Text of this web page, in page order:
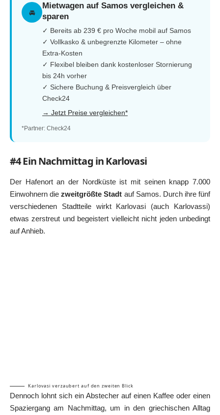
🚘
Mietwagen auf Samos vergleichen &
sparen
✓ Bereits ab 239 € pro Woche mobil auf Samos
✓ Vollkasko & unbegrenzte Kilometer – ohne
Extra-Kosten
✓ Flexibel bleiben dank kostenloser Stornierung
bis 24h vorher
✓ Sichere Buchung & Preisvergleich über
Check24
→ Jetzt Preise vergleichen*
*Partner: Check24
#4 Ein Nachmittag in Karlovasi
Der Hafenort an der Nordküste ist mit seinen knapp 7.000
Einwohnern diezweitgrößte Stadt auf Samos. Durch ihre fünf
verschiedenen Stadtteile wirkt Karlovasi (auch Karlovassi)
etwas zerstreut und begeistert vielleicht nicht jeden unbedingt
auf Anhieb.
Karlovasi verzaubert auf den zweiten Blick
Dennoch lohnt sich ein Abstecher auf einen Kaffee oder einen
Spaziergang am Nachmittag, um in den griechischen Alltag